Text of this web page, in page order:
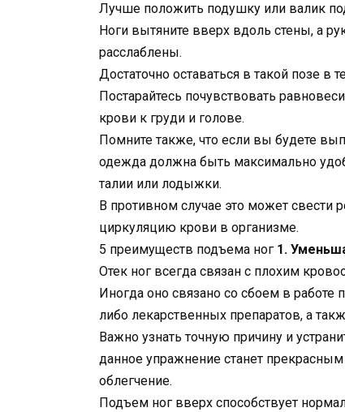
Лучше положить подушку или валик
Ноги вытяните вверх вдоль стены, а
расслаблены.
Достаточно оставаться в такой позе в
Постарайтесь почувствовать
крови к груди и голове.
Помните также, что если вы будете
одежда должна быть максимально
талии или лодыжки.
В противном случае это может свести
циркуляцию крови в организме.
5 преимуществ подъема ног 1.
Отек ног всегда связан с плохим
Иногда оно связано со сбоем в
либо лекарственных препаратов, а
Важно узнать точную причину и
данное упражнение станет
облегчение.
Подъем ног вверх способствует